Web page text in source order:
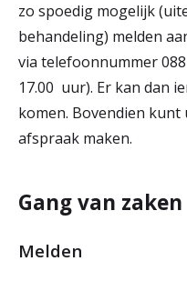
zo spoedig mogelijk
behandeling) melden
via telefoonnummer
17.00 uur). Er kan dan
komen. Bovendien kunt
afspraak maken.
Gang van zaken
Melden